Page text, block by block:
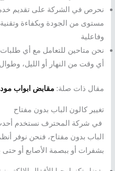
نحرص في الشركة على تقديم
مستوى من الجودة وبكفاءة
وفاعلية
نحن متاحين للتعامل مع أي
أي وقت من النهار أو الليل،
مقال ذات صلة:مقابض ابواب
تغيير كالون الباب بدون مفتاح
في شركة المحترف نستخدم أحدث
الباب بدون مفتاح، فنحن نوفر
بشفرات أو ببصمة الأصابع أو حتى